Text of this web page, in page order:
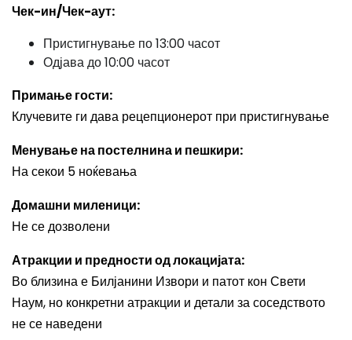
Чек-ин/Чек-аут:
Пристигнување по 13:00 часот
Одјава до 10:00 часот
Примање гости:
Клучевите ги дава рецепционерот при пристигнување
Менување на постелнина и пешкири:
На секои 5 ноќевања
Домашни миленици:
Не се дозволени
Атракции и предности од локацијата:
Во близина е Билјанини Извори и патот кон Свети
Наум, но конкретни атракции и детали за соседството
не се наведени